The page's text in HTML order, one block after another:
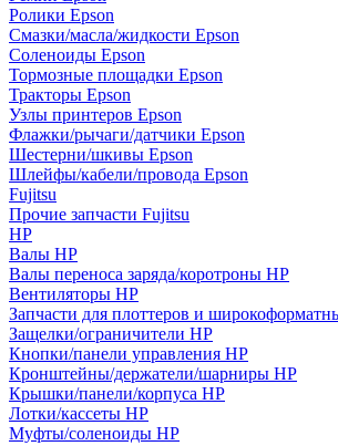
Ролики Epson
Смазки/масла/жидкости Epson
Соленоиды Epson
Тормозные площадки Epson
Тракторы Epson
Узлы принтеров Epson
Флажки/рычаги/датчики Epson
Шестерни/шкивы Epson
Шлейфы/кабели/провода Epson
Fujitsu
Прочие запчасти Fujitsu
HP
Валы HP
Валы переноса заряда/коротроны HP
Вентиляторы HP
Запчасти для плоттеров и
Защелки/ограничители HP
Кнопки/панели управления HP
Кронштейны/держатели/шарниры HP
Крышки/панели/корпуса HP
Лотки/кассеты HP
Муфты/соленоиды HP